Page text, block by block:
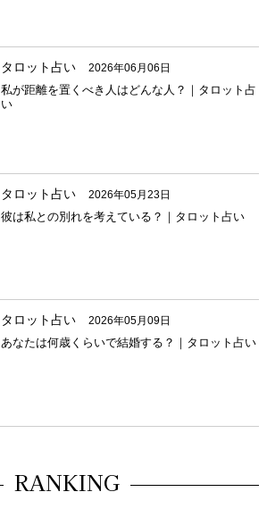
タロット占い 2026年06月06日
私が距離を置くべき人はどんな人？｜タロット占
い
タロット占い 2026年05月23日
彼は私との別れを考えている？｜タロット占い
タロット占い 2026年05月09日
あなたは何歳くらいで結婚する？｜タロット占い
RANKING